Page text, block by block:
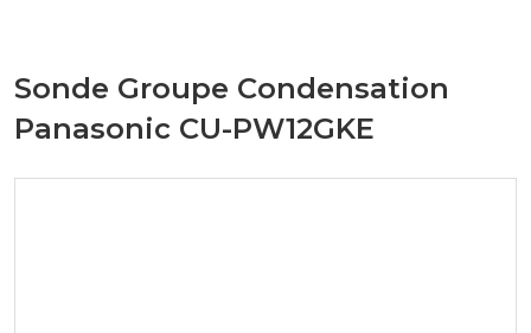
Sonde Groupe Condensation
Panasonic CU-PW12GKE